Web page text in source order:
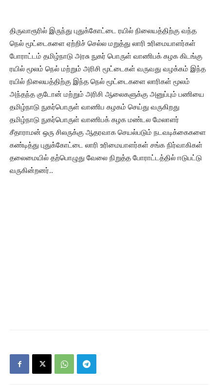
திருவாரூரில் இருந்து புதுக்கோட்டை ரயில் நிலையத்திற்கு வந்த
நெல் மூட்டைகளை ஏற்றிச் செல்ல மறுத்து லாரி உரிமையாளர்கள்
போராட்டம் தமிழ்நாடு அரசு நுகர் பொருள் வாணிபக் கழக கிடங்கு
ரயில் மூலம் நெல் மற்றும் அரிசி மூட்டைகள் வருவது வழக்கம் இந்த
ரயில் நிலையத்திற்கு இந்த நெல் மூட்டைகளை லாரிகள் மூலம்
அந்தந்த குடோன் மற்றும் அரிசி ஆலைகளுக்கு அனுப்பும் பணியை
தமிழ்நாடு நுகர்பொருள் வாணிப கழகம் செய்து வருகிறது
தமிழ்நாடு நுகர்பொருள் வாணிபக் கழக மண்டல மேலாளர்
சீதாராமன் ஒரு சிலருக்கு ஆதரவாக செயல்படும் நடவடிக்கைகளை
கண்டித்து புதுக்கோட்டை லாரி உரிமையாளர்கள் சங்க நிர்வாகிகள்
தலைமையில் தற்பொழுது வேலை நிறுத்த போராட்டத்தில் ஈடுபட்டு
வருகின்றனர்..